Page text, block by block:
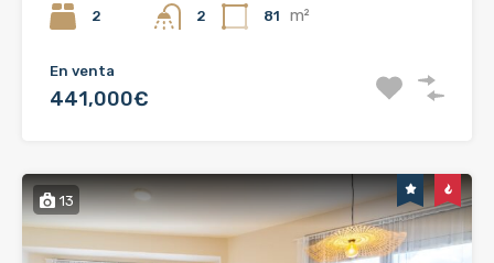
2 2 81 m²
En venta
441,000€
13